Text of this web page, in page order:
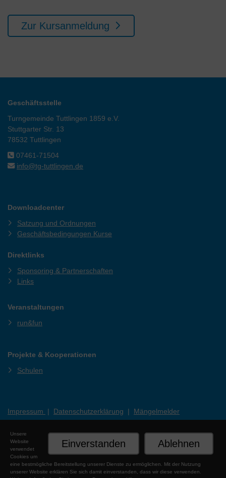
Zur Kursanmeldung
Geschäftsstelle
Turngemeinde Tuttlingen 1859 e.V.
Stuttgarter Str. 13
78532 Tuttlingen
07461-71504
info@tg-tuttlingen.de
Downloadcenter
Satzung und Ordnungen
Geschäftsbedingungen Kurse
Direktlinks
Sponsoring & Partnerschaften
Links
Veranstaltungen
run&fun
Projekte & Kooperationen
Schulen
Impressum | Datenschutzerklärung | Mängelmelder
Ablehnen
Einverstanden
Unsere
Website
verwendet
Cookies um
eine bestmögliche Bereitstellung unserer Dienste zu ermöglichen. Mit der Nutzung
unserer Website erklären Sie sich damit einverstanden, dass wir diese verwenden.